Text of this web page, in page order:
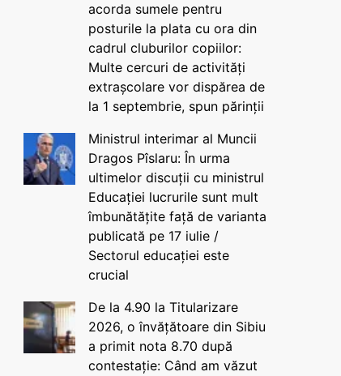
acorda sumele pentru
posturile la plata cu ora din
cadrul cluburilor copiilor:
Multe cercuri de activități
extrașcolare vor dispărea de
la 1 septembrie, spun părinții
Ministrul interimar al Muncii
Dragos Pîslaru: În urma
ultimelor discuții cu ministrul
Educației lucrurile sunt mult
îmbunătățite față de varianta
publicată pe 17 iulie /
Sectorul educației este
crucial
De la 4.90 la Titularizare
2026, o învățătoare din Sibiu
a primit nota 8.70 după
contestație: Când am văzut